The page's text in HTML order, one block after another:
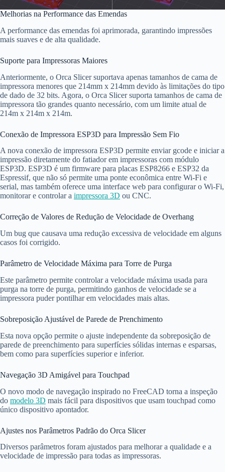
Melhorias na Performance das Emendas
A performance das emendas foi aprimorada, garantindo impressões
mais suaves e de alta qualidade.
Suporte para Impressoras Maiores
Anteriormente, o Orca Slicer suportava apenas tamanhos de cama de
impressora menores que 214mm x 214mm devido às limitações do tipo
de dado de 32 bits. Agora, o Orca Slicer suporta tamanhos de cama de
impressora tão grandes quanto necessário, com um limite atual de
214m x 214m x 214m.
Conexão de Impressora ESP3D para Impressão Sem Fio
A nova conexão de impressora ESP3D permite enviar gcode e iniciar a
impressão diretamente do fatiador em impressoras com módulo
ESP3D. ESP3D é um firmware para placas ESP8266 e ESP32 da
Espressif, que não só permite uma ponte econômica entre Wi-Fi e
serial, mas também oferece uma interface web para configurar o Wi-Fi,
monitorar e controlar a impressora 3D ou CNC.
Correção de Valores de Redução de Velocidade de Overhang
Um bug que causava uma redução excessiva de velocidade em alguns
casos foi corrigido.
Parâmetro de Velocidade Máxima para Torre de Purga
Este parâmetro permite controlar a velocidade máxima usada para
purga na torre de purga, permitindo ganhos de velocidade se a
impressora puder pontilhar em velocidades mais altas.
Sobreposição Ajustável de Parede de Prenchimento
Esta nova opção permite o ajuste independente da sobreposição de
parede de preenchimento para superfícies sólidas internas e esparsas,
bem como para superfícies superior e inferior.
Navegação 3D Amigável para Touchpad
O novo modo de navegação inspirado no FreeCAD torna a inspeção
do modelo 3D mais fácil para dispositivos que usam touchpad como
único dispositivo apontador.
Ajustes nos Parâmetros Padrão do Orca Slicer
Diversos parâmetros foram ajustados para melhorar a qualidade e a
velocidade de impressão para todas as impressoras.